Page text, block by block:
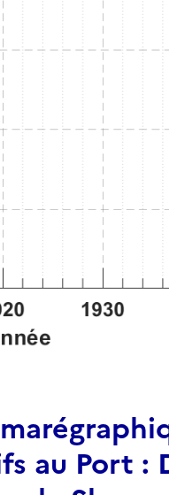
au Port :